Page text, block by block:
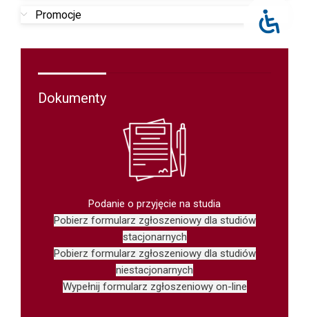
Promocje
Dokumenty
Podanie o przyjęcie na studia
Pobierz formularz zgłoszeniowy dla studiów
stacjonarnych
Pobierz formularz zgłoszeniowy dla studiów
niestacjonarnych
Wypełnij formularz zgłoszeniowy on-line